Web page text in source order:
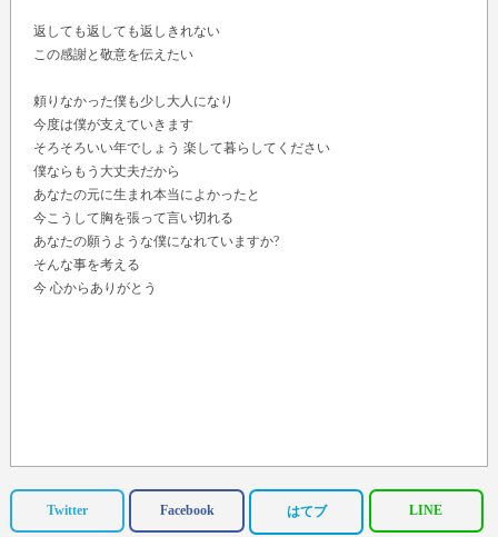
返しても返しても返しきれない
この感謝と敬意を伝えたい
頼りなかった僕も少し大人になり
今度は僕が支えていきます
そろそろいい年でしょう 楽して暮らしてください
僕ならもう大丈夫だから
あなたの元に生まれ本当によかったと
今こうして胸を張って言い切れる
あなたの願うような僕になれていますか?
そんな事を考える
今 心からありがとう
Twitter Facebook はてブ LINE